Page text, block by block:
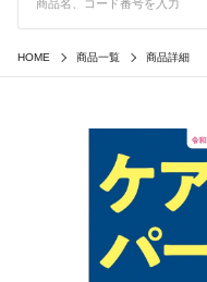
HOME 商品一覧 商品詳細